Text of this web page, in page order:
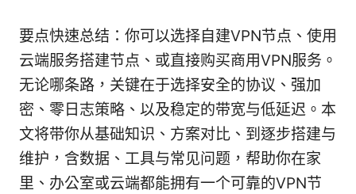
要点快速总结：你可以选择自建VPN节点、使用
云端服务搭建节点、或直接购买商用VPN服务。
无论哪条路，关键在于选择安全的协议、强加
密、零日志策略、以及稳定的带宽与低延迟。本
文将带你从基础知识、方案对比、到逐步搭建与
维护，含数据、工具与常见问题，帮助你在家
里、办公室或云端都能拥有一个可靠的VPN节